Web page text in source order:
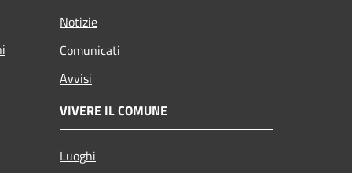
Notizie
Comunicati
Avvisi
VIVERE IL COMUNE
Luoghi